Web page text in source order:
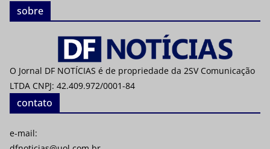
sobre
O Jornal DF NOTÍCIAS é de propriedade da 2SV Comunicação
LTDA CNPJ: 42.409.972/0001-84
contato
e-mail: